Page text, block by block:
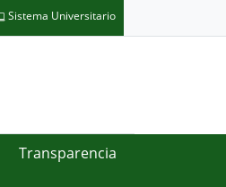
Sistema Universitario
Transparencia